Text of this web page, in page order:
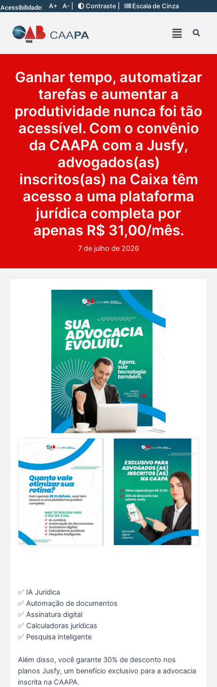
Acessibilidade: A+ A- | Contraste | Escala de Cinza
Ganhar tempo, automatizar
tarefas e aumentar a
produtividade nunca foi tão
acessível. Com o convênio
da CAAPA com a Jusfy,
advogados(as)
inscritos(as) na Caixa têm
acesso a uma plataforma
jurídica completa por
apenas R$ 31,00/mês.
7 de julho de 2026
✅ IA Jurídica
✅ Automação de documentos
✅ Assinatura digital
✅ Calculadoras jurídicas
✅ Pesquisa inteligente
Além disso, você garante 30% de desconto nos
planos Jusfy, um benefício exclusivo para a advocacia
inscrita na CAAPA.
12 De Julho De 2026